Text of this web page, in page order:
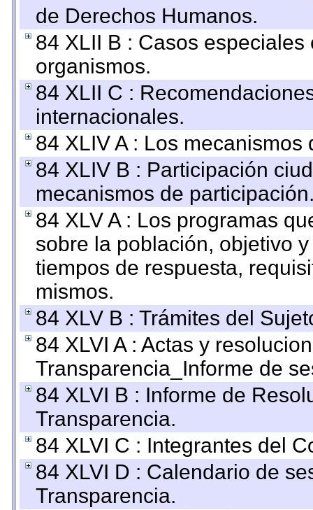
de Derechos Humanos.
84 XLII B : Casos
organismos.
84 XLII C :
internacionales.
84 XLIV A : Los
84 XLIV B : Participación
mecanismos de
84 XLV A : Los programas
sobre la población, objetivo
tiempos de respuesta,
mismos.
84 XLV B : Trámites del
84 XLVI A : Actas y
Transparencia_Informe de
84 XLVI B : Informe de
Transparencia.
84 XLVI C : Integrantes del
84 XLVI D : Calendario de
Transparencia.